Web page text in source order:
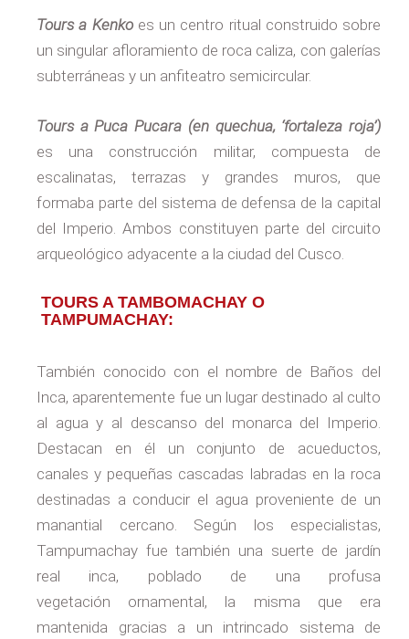
Tours a Kenkoes un centro ritual construido sobre
un singular afloramiento de roca caliza, con galerías
subterráneas y un anfiteatro semicircular.
Tours a Puca Pucara (en quechua, ‘fortaleza roja’)
es una construcción militar, compuesta de
escalinatas, terrazas y grandes muros, que
formaba parte del sistema de defensa de la capital
del Imperio. Ambos constituyen parte del circuito
arqueológico adyacente a la ciudad del Cusco.
TOURS A TAMBOMACHAY O
TAMPUMACHAY:
También conocido con el nombre de Baños del
Inca, aparentemente fue un lugar destinado al culto
al agua y al descanso del monarca del Imperio.
Destacan en él un conjunto de acueductos,
canales y pequeñas cascadas labradas en la roca
destinadas a conducir el agua proveniente de un
manantial cercano. Según los especialistas,
Tampumachay fue también una suerte de jardín
real inca, poblado de una profusa
vegetación ornamental, la misma que era
mantenida gracias a un intrincado sistema de